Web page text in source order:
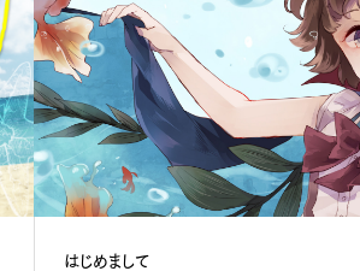
はじめまして